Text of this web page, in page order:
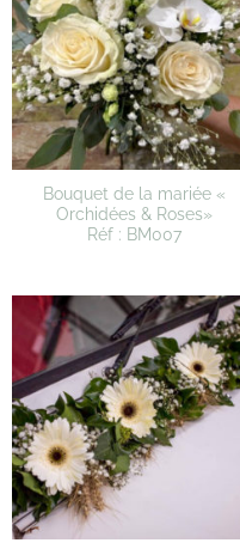
Bouquet de la mariée «
Orchidées & Roses»
Réf : BM007